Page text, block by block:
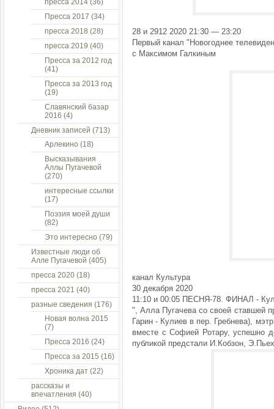
28 и 2912 2020 21:30 — 23:20
Первый канал "Новогоднее
с Максимом Галкиным
канал Культура
30 декабря 2020
11:10 и 00:05 ПЕСНЯ-78. ФИНАЛ -
", Алла Пугачева со своей ставшей
Гарин - Кулиев в пер. Гребнева),
вместе с Софией Ротару, успешно
публикой предстали И.Кобзон,
пресса 2014 (36)
Пресса 2017 (34)
пресса 2018 (28)
пресса 2019 (40)
Пресса за 2012 год
(41)
Пресса за 2013 год
(19)
Славянский базар
2016 (4)
Дневник записей (713)
Арлекино (18)
Высказывания
Аллы Пугачевой
(270)
интересные ссылки
(17)
Поэзия моей души
(82)
Это интересно (79)
Известные люди об
Алле Пугачевой (405)
пресса 2020 (18)
пресса 2021 (40)
разные сведения (176)
Новая волна 2015
(7)
Пресса 2016 (24)
Пресса за 2015 (16)
Хроника дат (22)
рассказы и
впечатления (40)